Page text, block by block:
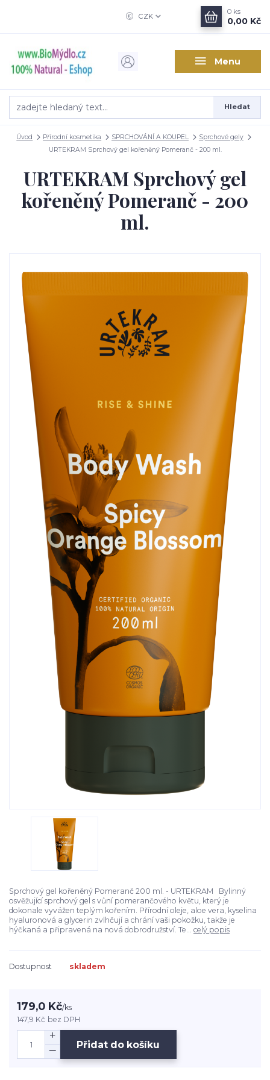
Menu
CZK
Hledat
0 ks
0,00 Kč
Úvod Přírodní kosmetika SPRCHOVÁNÍ A KOUPEL
Sprchové gely
URTEKRAM Sprchový gel kořeněný Pomeranč - 200 ml.
URTEKRAM Sprchový gel
kořeněný Pomeranč - 200
ml.
Sprchový gel kořeněný Pomeranč 200 ml. - URTEKRAM Bylinný
osvěžující sprchový gel s vůní pomerančového květu, který je
dokonale vyvážen teplým kořením. Přírodní oleje, aloe vera, kyselina
hyaluronová a glycerin zvlhčují a chrání vaši pokožku, takže je
hýčkaná a připravená na nová dobrodružství. Te... celý popis
Dostupnost skladem
179,0 Kč/ks
147,9 Kč bez DPH
Přidat do košíku